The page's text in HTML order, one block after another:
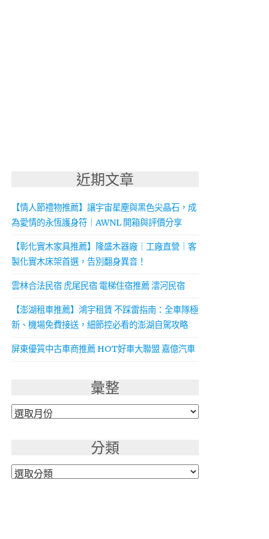
近期文章
【情人節禮物推薦】讓宇宙星塵與黑色尖晶石，成
為愛情的永恆護身符｜AWNL 開箱與評價分享
【彰化實木家具推薦】隆盛木器廠｜工廠直營｜客
製化實木床架首選，告別翻身異音！
雲林合法民宿 虎尾民宿 電梯住宿推薦 澐河民宿
【澎湖租車推薦】鴻宇租賃 不踩雷指南：全車隊極
新、機場免費接送，細節控必看的澎湖自駕攻略
屏東優質中古車商推薦 HOT好車大聯盟 嘉億汽車
彙整
彙
分類
分